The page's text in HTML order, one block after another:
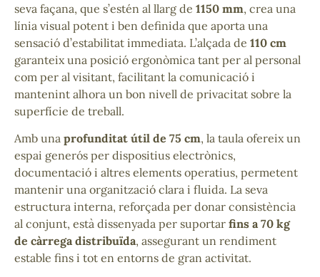
seva façana, que s’estén al llarg de 1150 mm, crea una
línia visual potent i ben definida que aporta una
sensació d’estabilitat immediata. L’alçada de 110 cm
garanteix una posició ergonòmica tant per al personal
com per al visitant, facilitant la comunicació i
mantenint alhora un bon nivell de privacitat sobre la
superfície de treball.
Amb una profunditat útil de 75 cm, la taula ofereix un
espai generós per dispositius electrònics,
documentació i altres elements operatius, permetent
mantenir una organització clara i fluida. La seva
estructura interna, reforçada per donar consistència
al conjunt, està dissenyada per suportar fins a 70 kg
de càrrega distribuïda, assegurant un rendiment
estable fins i tot en entorns de gran activitat.